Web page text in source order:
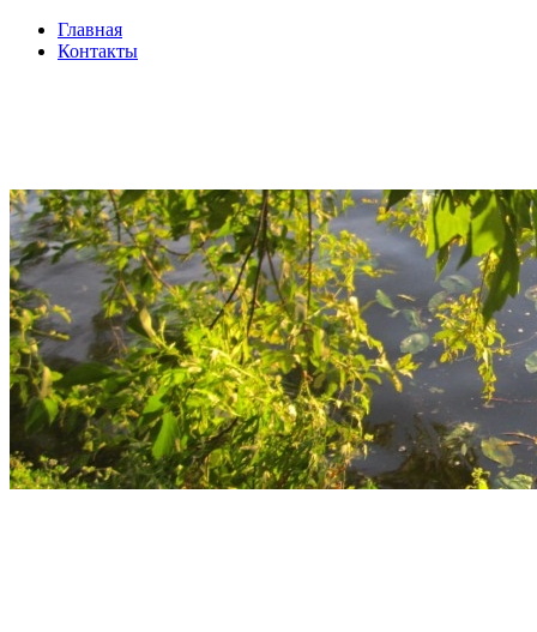
Главная
Контакты